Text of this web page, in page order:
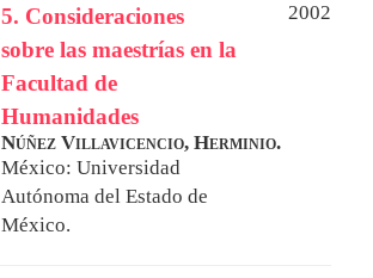
5. Consideraciones
sobre las maestrías en la
Facultad de
Humanidades
2002
Núñez Villavicencio, Herminio.
México: Universidad
Autónoma del Estado de
México.